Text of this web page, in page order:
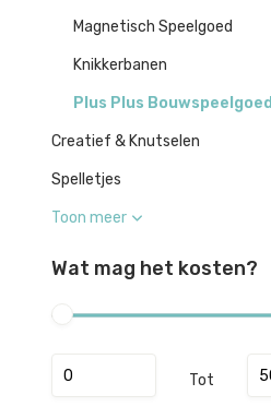
Magnetisch Speelgoed
Knikkerbanen
Plus Plus Bouwspeelgoed
Creatief & Knutselen
Spelletjes
Toon meer
Wat mag het kosten?
Tot